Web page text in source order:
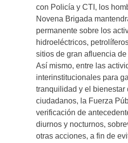
con Policía y CTI, los
Novena Brigada
permanente sobre los
hidroeléctricos,
sitios de gran afluencia de
Así mismo, entre las
interinstitucionales para
tranquilidad y el bienestar
ciudadanos, la Fuerza
verificación de
diurnos y nocturnos,
otras acciones, a fin de